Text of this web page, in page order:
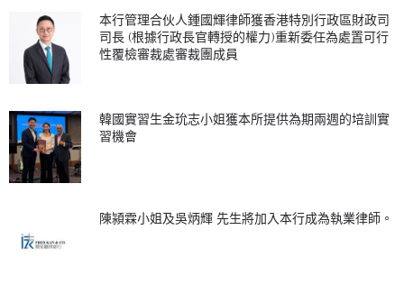
本行管理合伙人鍾國輝律師獲香港特別行政區財政司
司長 (根據行政長官轉授的權力)重新委任為處置可行
性覆檢審裁處審裁團成員
韓國實習生金玧志小姐獲本所提供為期兩週的培訓實
習機會
陳潁霖小姐及吳炳輝 先生將加入本行成為執業律師。